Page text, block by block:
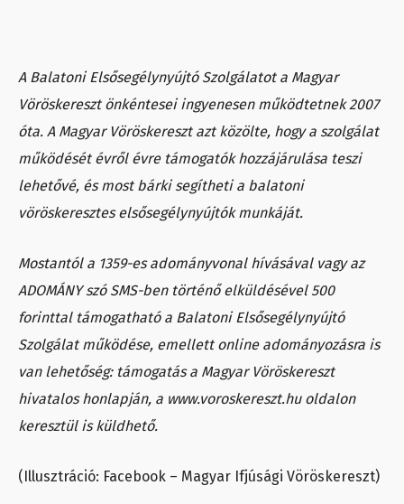
A Balatoni Elsősegélynyújtó Szolgálatot a Magyar
Vöröskereszt önkéntesei ingyenesen működtetnek 2007
óta. A Magyar Vöröskereszt azt közölte, hogy a szolgálat
működését évről évre támogatók hozzájárulása teszi
lehetővé, és most bárki segítheti a balatoni
vöröskeresztes elsősegélynyújtók munkáját.
Mostantól a 1359-es adományvonal hívásával vagy az
ADOMÁNY szó SMS-ben történő elküldésével 500
forinttal támogatható a Balatoni Elsősegélynyújtó
Szolgálat működése, emellett online adományozásra is
van lehetőség: támogatás a Magyar Vöröskereszt
hivatalos honlapján, a www.voroskereszt.hu oldalon
keresztül is küldhető.
(Illusztráció: Facebook – Magyar Ifjúsági Vöröskereszt)